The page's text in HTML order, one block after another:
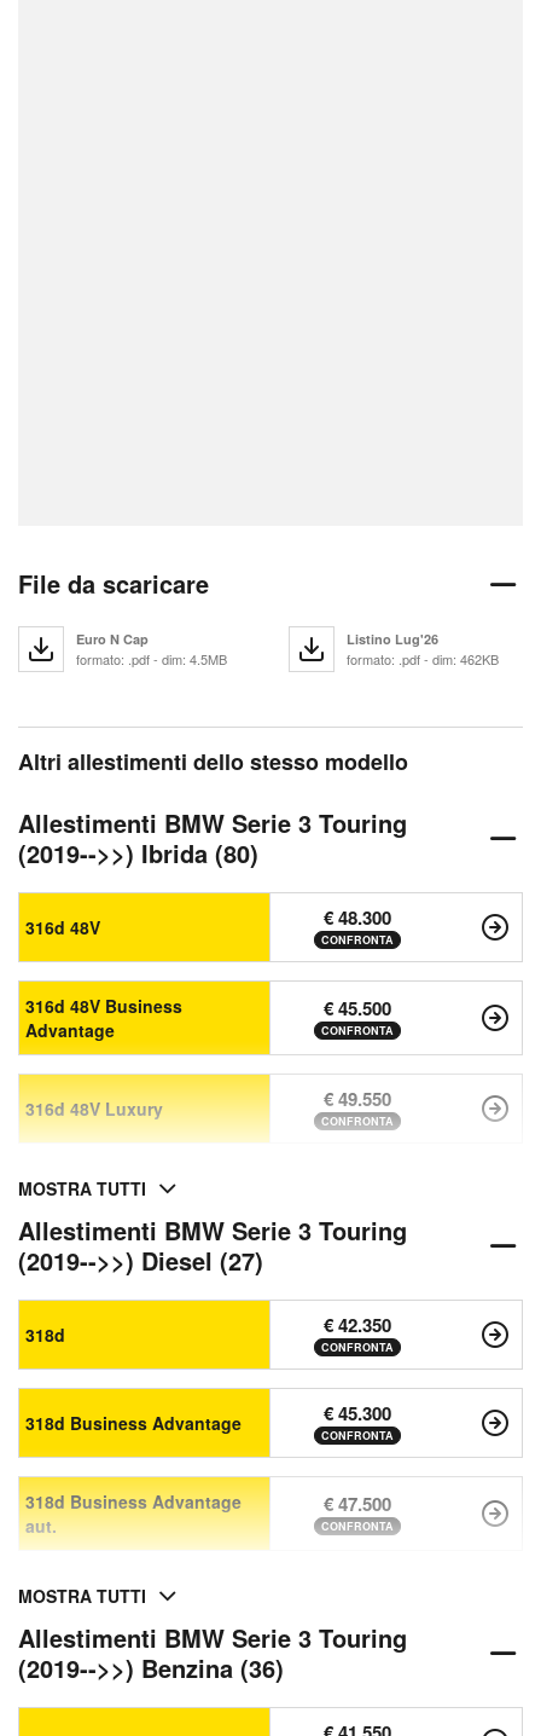
File da scaricare
Euro N Cap
formato: .pdf - dim: 4.5MB
Listino Lug'26
formato: .pdf - dim: 462KB
Altri allestimenti dello stesso modello
Allestimenti BMW Serie 3 Touring
(2019-->>) Ibrida (80)
316d 48V € 48.300
CONFRONTA
316d 48V Business
Advantage
€ 45.500
CONFRONTA
316d 48V Luxury € 49.550
CONFRONTA
MOSTRA TUTTI
Allestimenti BMW Serie 3 Touring
(2019-->>) Diesel (27)
318d € 42.350
CONFRONTA
318d Business Advantage € 45.300
CONFRONTA
318d Business Advantage
aut.
€ 47.500
CONFRONTA
MOSTRA TUTTI
Allestimenti BMW Serie 3 Touring
(2019-->>) Benzina (36)